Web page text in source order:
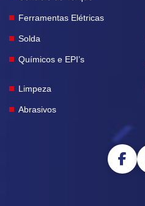
Ferramentas Elétricas
Solda
Químicos e EPI’s
Limpeza
Abrasivos